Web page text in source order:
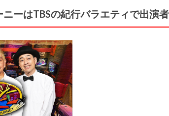
ーはTBSの紀行バラエティで出演